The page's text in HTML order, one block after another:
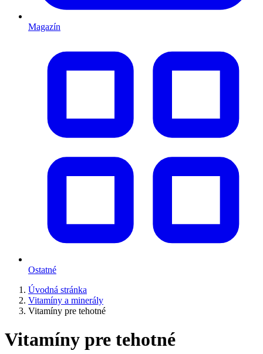
Magazín
Ostatné
Úvodná stránka
Vitamíny a minerály
Vitamíny pre tehotné
Vitamíny pre tehotné